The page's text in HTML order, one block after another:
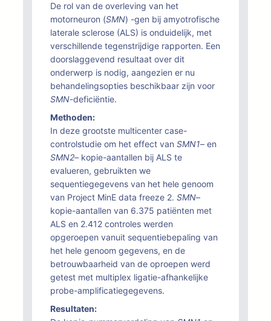
De rol van de overleving van het
motorneuron (SMN) -gen bij amyotrofische
laterale sclerose (ALS) is onduidelijk, met
verschillende tegenstrijdige rapporten. Een
doorslaggevend resultaat over dit
onderwerp is nodig, aangezien er nu
behandelingsopties beschikbaar zijn voor
SMN-deficiëntie.
Methoden:
In deze grootste multicenter case-
controlstudie om het effect van SMN1– en
SMN2– kopie-aantallen bij ALS te
evalueren, gebruikten we
sequentiegegevens van het hele genoom
van Project MinE data freeze 2. SMN–
kopie-aantallen van 6.375 patiënten met
ALS en 2.412 controles werden
opgeroepen vanuit sequentiebepaling van
het hele genoom gegevens, en de
betrouwbaarheid van de oproepen werd
getest met multiplex ligatie-afhankelijke
probe-amplificatiegegevens.
Resultaten: